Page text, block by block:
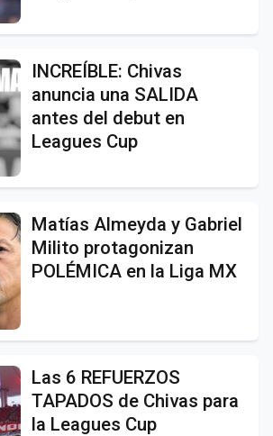
INCREÍBLE: Chivas
anuncia una SALIDA
antes del debut en
Leagues Cup
Matías Almeyda y Gabriel
Milito protagonizan
POLÉMICA en la Liga MX
Las 6 REFUERZOS
TAPADOS de Chivas para
la Leagues Cup